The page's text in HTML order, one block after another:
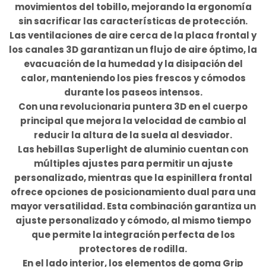
movimientos del tobillo, mejorando la ergonomía
sin sacrificar las características de protección.
Las ventilaciones de aire cerca de la placa frontal y
los canales 3D garantizan un flujo de aire óptimo, la
evacuación de la humedad y la disipación del
calor, manteniendo los pies frescos y cómodos
durante los paseos intensos.
Con una revolucionaria puntera 3D en el cuerpo
principal que mejora la velocidad de cambio al
reducir la altura de la suela al desviador.
Las hebillas Superlight de aluminio cuentan con
múltiples ajustes para permitir un ajuste
personalizado, mientras que la espinillera frontal
ofrece opciones de posicionamiento dual para una
mayor versatilidad. Esta combinación garantiza un
ajuste personalizado y cómodo, al mismo tiempo
que permite la integración perfecta de los
protectores de rodilla.
En el lado interior, los elementos de goma Grip